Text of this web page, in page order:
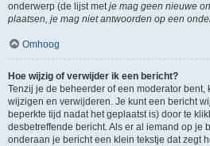
onderwerp (de lijst metje mag geen nieuwe
plaatsen, je mag niet antwoorden op een
Omhoog
Hoe wijzig of verwijder ik een bericht?
Tenzij je de beheerder of een moderator
wijzigen en verwijderen. Je kunt een bericht
beperkte tijd nadat het geplaatst is) door te
desbetreffende bericht. Als er al iemand op je
onderaan je bericht een klein tekstje dat zegt